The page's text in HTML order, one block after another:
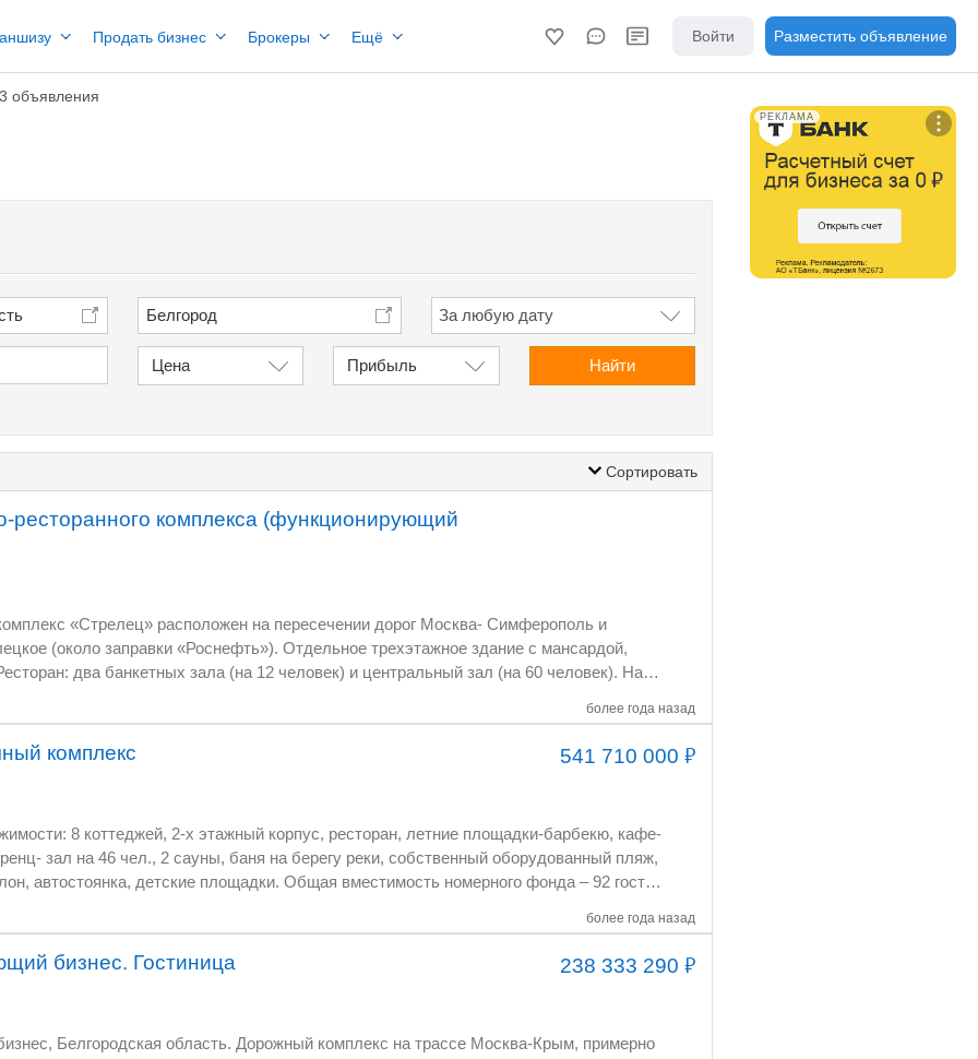
Продать бизнес Брокеры Ещё Войти Разместить объявление
объявления
Белгород
Цена Прибыль Найти
Сортировать
более года назад
ресторанного комплекса (функционирующий
Москва- Симферополь и
зал (на 60 человек). На
3150 м². Все в
541 710 000₽
более года назад
комплекс
2-х этажный корпус, ресторан, летние площадки-барбекю, кафе-
2 сауны, баня на берегу реки, собственный оборудованный пляж,
– 92 гостя.
семейного
238 333 290₽
бизнес. Гостиница
Белгородская область. Дорожный комплекс на трассе Москва-Крым, примерно
РЕКЛАМА